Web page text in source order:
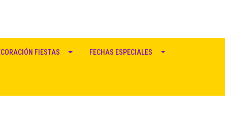
FIESTAS FECHAS ESPECIALES